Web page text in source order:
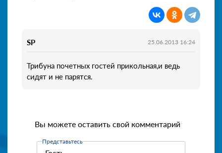
SP 25.06.2013 16:24
Трибуна почетных гостей прикольная,и ведь
сидят и не парятся.
Вы можете оставить свой комментарий
Представьтесь